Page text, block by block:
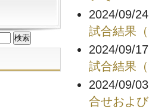
2024/09/
試合結果
2024/09/
試合結果
2024/09/
合せおよ